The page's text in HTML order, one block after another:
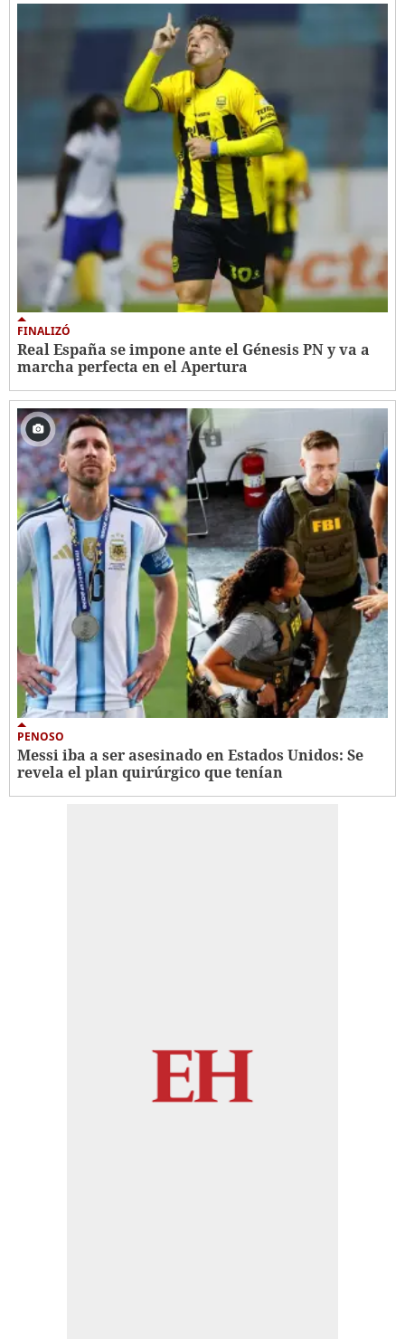
FINALIZÓ
Real España se impone ante el Génesis PN y va a
marcha perfecta en el Apertura
PENOSO
Messi iba a ser asesinado en Estados Unidos: Se
revela el plan quirúrgico que tenían